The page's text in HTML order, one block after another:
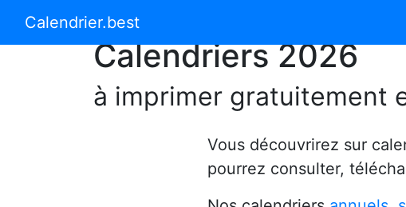
Calendrier.bestCalendrier 2024
Calendriers 2026
à imprimer gratuitement
Vous découvrirez sur
pourrez consulter,